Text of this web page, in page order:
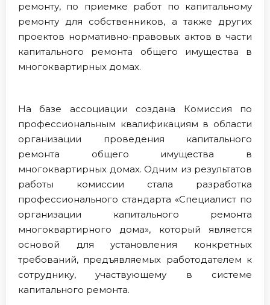
ремонту, по приемке работ по капитальному
ремонту для собственников, а также других
проектов нормативно-правовых актов в части
капитального ремонта общего имущества в
многоквартирных домах.
На базе ассоциации создана Комиссия по
профессиональным квалификациям в области
организации проведения капитального
ремонта общего имущества в
многоквартирных домах. Одним из результатов
работы комиссии стала разработка
профессионального стандарта «Специалист по
организации капитального ремонта
многоквартирного дома», который является
основой для установления конкретных
требований, предъявляемых работодателем к
сотруднику, участвующему в системе
капитального ремонта.